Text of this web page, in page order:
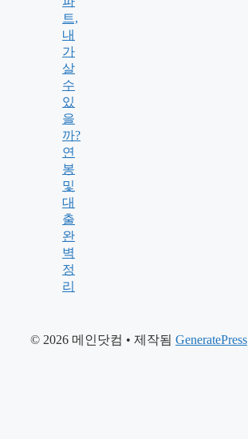
트,
내
가
살
수
있
을
까?
연
봉
및
대
출
완
벽
정
리
© 2026 메인닷컴 • 제작됨 GeneratePress